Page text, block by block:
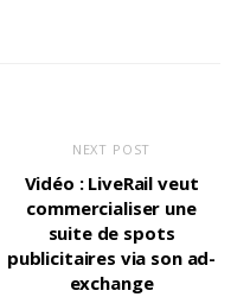
NEXT POST
Vidéo : LiveRail veut
commercialiser une
suite de spots
publicitaires via son ad-
exchange